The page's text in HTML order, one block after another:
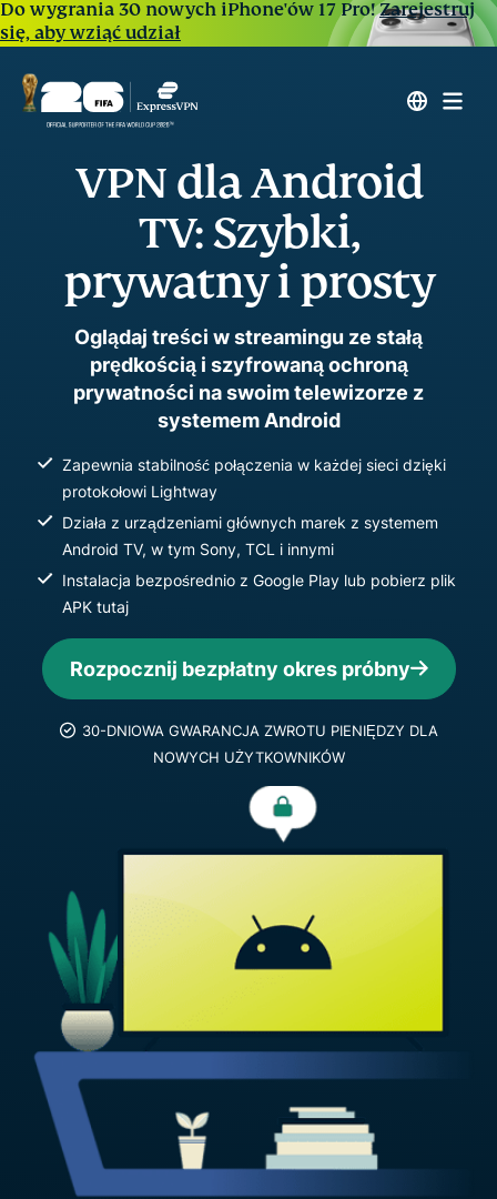
Do wygrania 30 nowych iPhone'ów 17 Pro!Zarejestruj
się, aby wziąć udział
VPN dla Android
TV: Szybki,
prywatny i prosty
Oglądaj treści w streamingu ze stałą
prędkością i szyfrowaną ochroną
prywatności na swoim telewizorze z
systemem Android
Zapewnia stabilność połączenia w każdej sieci dzięki
protokołowi Lightway
Działa z urządzeniami głównych marek z systemem
Android TV, w tym Sony, TCL i innymi
Instalacja bezpośrednio z Google Play lub pobierz plik
APK tutaj
Rozpocznij bezpłatny okres próbny
30-DNIOWA GWARANCJA ZWROTU PIENIĘDZY DLA
NOWYCH UŻYTKOWNIKÓW